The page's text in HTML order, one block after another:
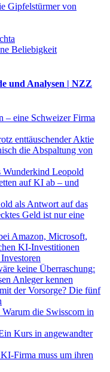
Gipfelstürmer von
Beliebigkeit
und Analysen | NZZ
– eine Schweizer Firma
enttäuschender Aktie
die Abspaltung von
Wunderkind Leopold
auf KI ab – und
als Antwort auf das
Geld ist nur eine
Amazon, Microsoft,
KI-Investitionen
keine Überraschung:
Anleger kennen
der Vorsorge? Die fünf
die Swisscom in
Kurs in angewandter
Firma muss um ihren